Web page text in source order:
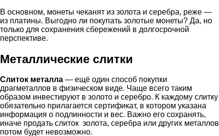
В основном, монеты чеканят из золота и серебра, реже —
из платины. Выгодно ли покупать золотые монеты? Да, но
только для сохранения сбережений в долгосрочной
перспективе.
Металлические слитки
Слиток металла — ещё один способ покупки
драгметаллов в физическом виде. Чаще всего таким
образом инвестируют в золото и серебро. К каждому слитку
обязательно прилагается сертификат, в котором указана
информация о подлинности и вес. Важно его сохранять,
иначе продать слиток золота, серебра или других металлов
потом будет невозможно.